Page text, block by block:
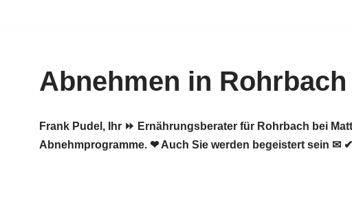
springenAbnehmen in
Frank Pudel, Ihr ⏩ Ernährungsberater für Rohrbach bei
Abnehmprogramme. ❤ Auch Sie werden begeistert sein ✉